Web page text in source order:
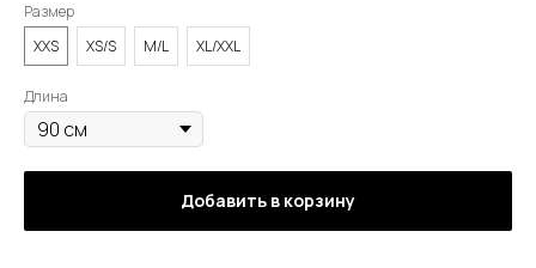
Размер
XXS
XS/S M/L XL/XXL
Длина
Добавить в корзину